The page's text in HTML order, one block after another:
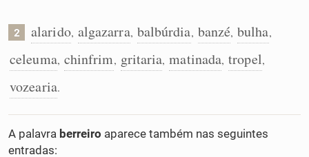
Cata-letras
Conexões
Caça-palavras
2 alarido, algazarra, balbúrdia, banzé, bulha,
celeuma, chinfrim, gritaria, matinada, tropel,
vozearia.
A palavra berreiro aparece também nas seguintes
entradas: